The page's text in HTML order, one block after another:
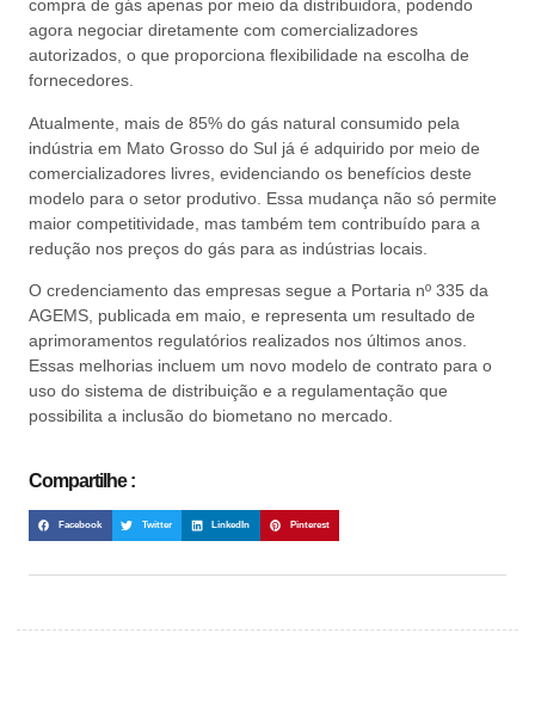
compra de gás apenas por meio da distribuidora, podendo
agora negociar diretamente com comercializadores
autorizados, o que proporciona flexibilidade na escolha de
fornecedores.
Atualmente, mais de 85% do gás natural consumido pela
indústria em Mato Grosso do Sul já é adquirido por meio de
comercializadores livres, evidenciando os benefícios deste
modelo para o setor produtivo. Essa mudança não só permite
maior competitividade, mas também tem contribuído para a
redução nos preços do gás para as indústrias locais.
O credenciamento das empresas segue a Portaria nº 335 da
AGEMS, publicada em maio, e representa um resultado de
aprimoramentos regulatórios realizados nos últimos anos.
Essas melhorias incluem um novo modelo de contrato para o
uso do sistema de distribuição e a regulamentação que
possibilita a inclusão do biometano no mercado.
Compartilhe :
Facebook Twitter LinkedIn Pinterest